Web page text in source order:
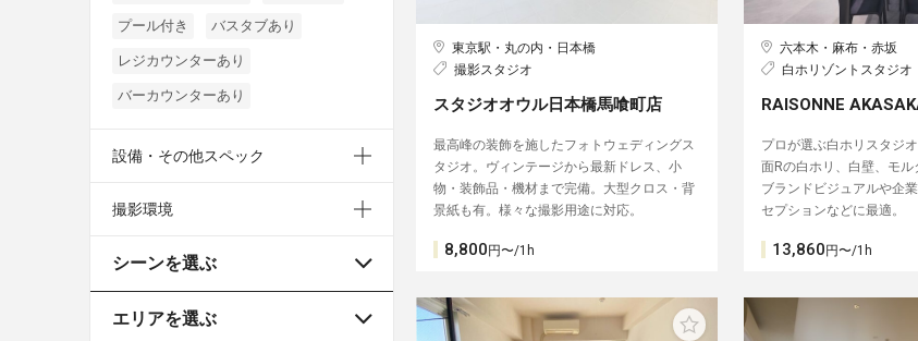
東京駅・丸の内・日本橋
撮影スタジオ
スタジオオウル日本橋馬喰町店
最高峰の装飾を施したフォトウェディングス
タジオ。ヴィンテージから最新ドレス、小
物・装飾品・機材まで完備。大型クロス・背
景紙も有。様々な撮影用途に対応。
8,800 円〜/1h
六本木・麻布・赤坂
白ホリゾントスタジオ
RAISONNE
プロが選ぶ白ホリスタジ
面Rの白ホリ、白壁、モル
ブランドビジュアルや企
セプションなどに最適。
13,860 円〜/1h
プール付き バスタブあり
レジカウンターあり
バーカウンターあり
設備・その他スペック
撮影環境
シーンを選ぶ
エリアを選ぶ